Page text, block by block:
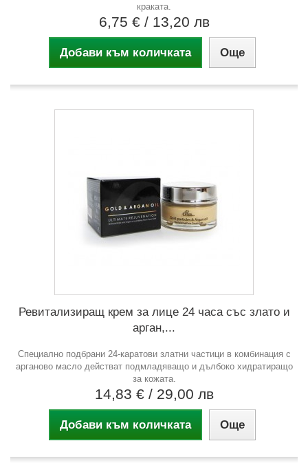
краката.
6,75 € / 13,20 лв
Добави към количката Още
Ревитализиращ крем за лице 24 часа със злато и
арган,...
Специално подбрани 24-каратови златни частици в комбинация с
арганово масло действат подмладяващо и дълбоко хидратиращо
за кожата.
14,83 € / 29,00 лв
Добави към количката Още